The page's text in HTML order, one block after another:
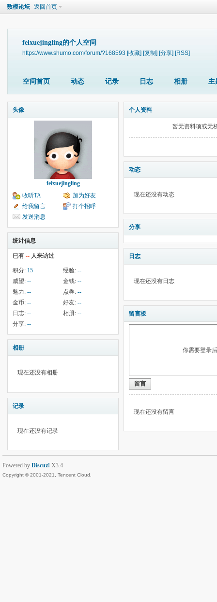
数模论坛 返回首页
feixuejingling的个人空间
https://www.shumo.com/forum/?168593 [收藏] [复制] [分享] [RSS]
空间首页 动态 记录 日志 相册 主
头像
feixuejingling
收听TA
加为好友
给我留言
打个招呼
发送消息
统计信息
已有 -- 人来访过
积分: 15 经验: --
威望: -- 金钱: --
魅力: -- 点券: --
金币: -- 好友: --
日志: -- 相册: --
分享: --
相册
现在还没有相册
记录
现在还没有记录
个人资料
暂无资料项或无
动态
现在还没有动态
分享
日志
现在还没有日志
留言板
你需要登录
留言
现在还没有留言
Powered by Discuz! X3.4
Copyright © 2001-2021, Tencent Cloud.